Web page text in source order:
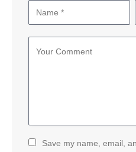
Save my name, email,